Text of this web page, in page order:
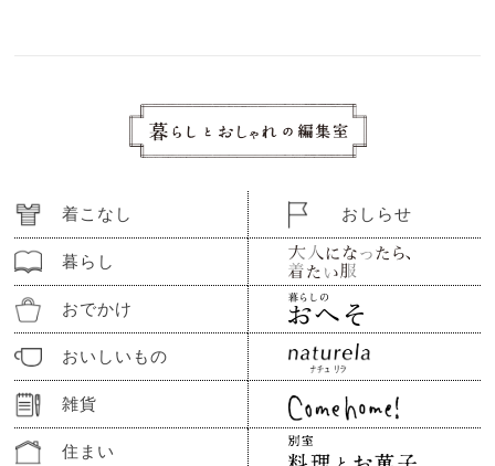
着こなし
暮らし
おでかけ
おいしいもの
雑貨
住まい
おしらせ